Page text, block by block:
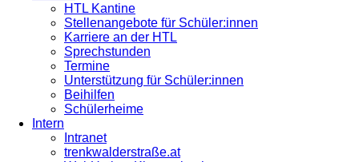
HTL Kantine
Stellenangebote für Schüler:innen
Karriere an der HTL
Sprechstunden
Termine
Unterstützung für Schüler:innen
Beihilfen
Schülerheime
Intern
Intranet
trenkwalderstraße.at